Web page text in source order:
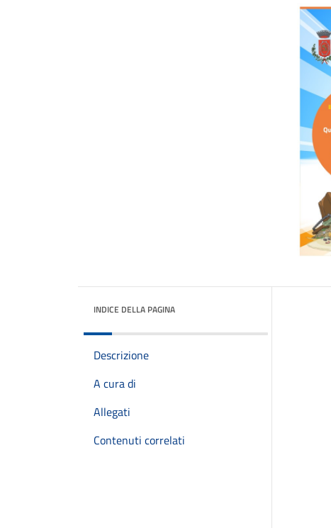
INDICE DELLA PAGINA
Descrizione
A cura di
Allegati
Contenuti correlati